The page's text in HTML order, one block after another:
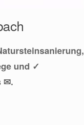
und ✓
✉.